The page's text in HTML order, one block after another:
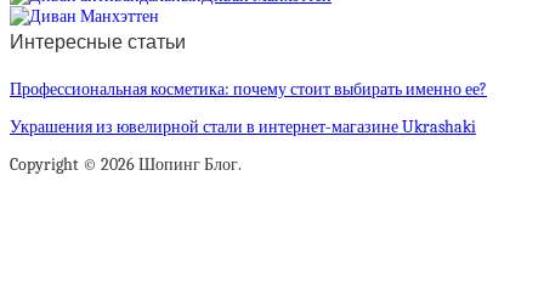
Интересные статьи
Профессиональная косметика: почему стоит выбирать именно ее?
Украшения из ювелирной стали в интернет-магазине Ukrashaki
Copyright © 2026 Шопинг Блог.